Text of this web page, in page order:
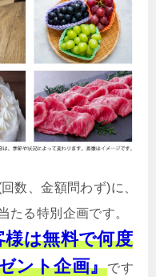
数、金額問わず)に、
たる特別企画です。
は無料で何度
ント企画』です